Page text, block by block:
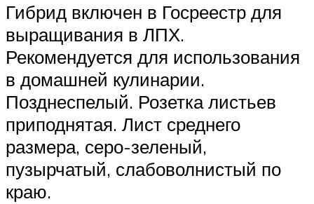
Гибрид включен в Госреестр для
выращивания в ЛПХ.
Рекомендуется для использования
в домашней кулинарии.
Позднеспелый. Розетка листьев
приподнятая. Лист среднего
размера, серо-зеленый,
пузырчатый, слабоволнистый по
краю.